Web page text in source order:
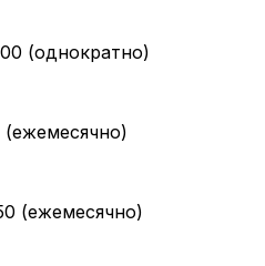
(однократно)
(ежемесячно)